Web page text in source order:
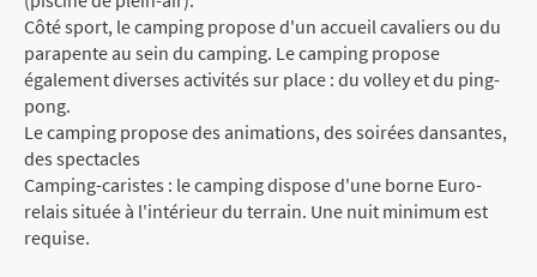
Côté sport, le camping propose d'un accueil cavaliers ou du
parapente au sein du camping. Le camping propose
également diverses activités sur place : du volley et du ping-
pong.
Le camping propose des animations, des soirées dansantes,
des spectacles
Camping-caristes : le camping dispose d'une borne Euro-
relais située à l'intérieur du terrain. Une nuit minimum est
requise.